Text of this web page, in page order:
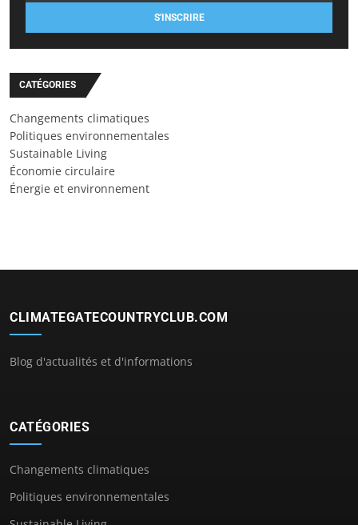
S'INSCRIRE
CATÉGORIES
Changements climatiques
Politiques environnementales
Sustainable Living
Économie circulaire
Énergie et environnement
CLIMATEGATECOUNTRYCLUB.COM
Blog d'actualités et d'informations
CATÉGORIES
Changements climatiques
Politiques environnementales